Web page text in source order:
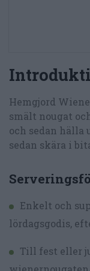
Hemgjord
smält nougat
och sedan hälla
sedan skära i
Enkelt och
lördagsgodis,
Till fest eller